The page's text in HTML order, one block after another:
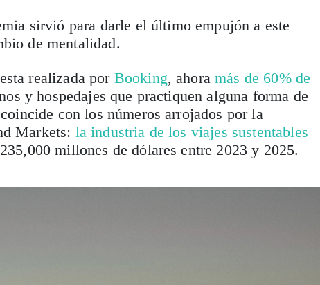
sirvió para darle el último empujón a este
de mentalidad.
realizada por Booking, ahoramás de 60% de
y hospedajes que practiquen alguna forma de
con los números arrojados por la
Markets: la industria de los viajes sustentables
millones de dólares entre 2023 y 2025.